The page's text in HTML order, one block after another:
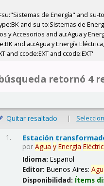
de Energía" and su-
and su-to:Sistemas de
y Accesorios and au:Agua y
and au:Agua y Energía
and ccode:EXT and ccode:EXT'
retornó 4
Quitar resaltado |
1. Estación
porAgua y Energía
Idioma:Español
Editor:Buenos Aires:
Disponibilidad: Ítems